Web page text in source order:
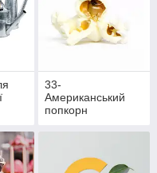
33-
Американський
попкорн